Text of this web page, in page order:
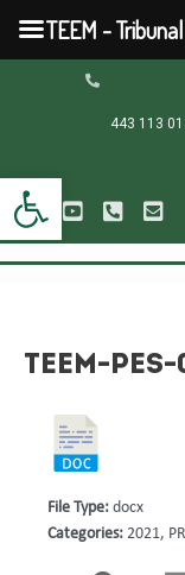
Abrir barra de
contenido
443 113
TEEM-
File Type: docx
Categories: 2021,
TEEM -